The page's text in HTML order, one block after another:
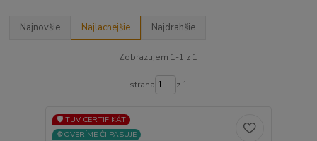
Najnovšie Najlacnejšie Najdrahšie
Zobrazujem 1-1 z 1
strana z 1
🛡️ TÜV CERTIFIKÁT
⚙️OVERÍME ČI PASUJE